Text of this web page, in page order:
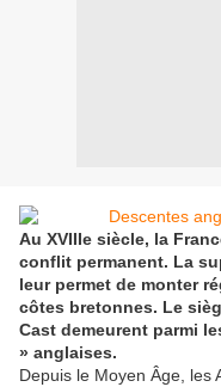
Au XVIIIe siècle, la
conflit permanent. La
leur permet de monter
côtes bretonnes. Le
Cast demeurent parmi
» anglaises.
Depuis le Moyen Âge, les